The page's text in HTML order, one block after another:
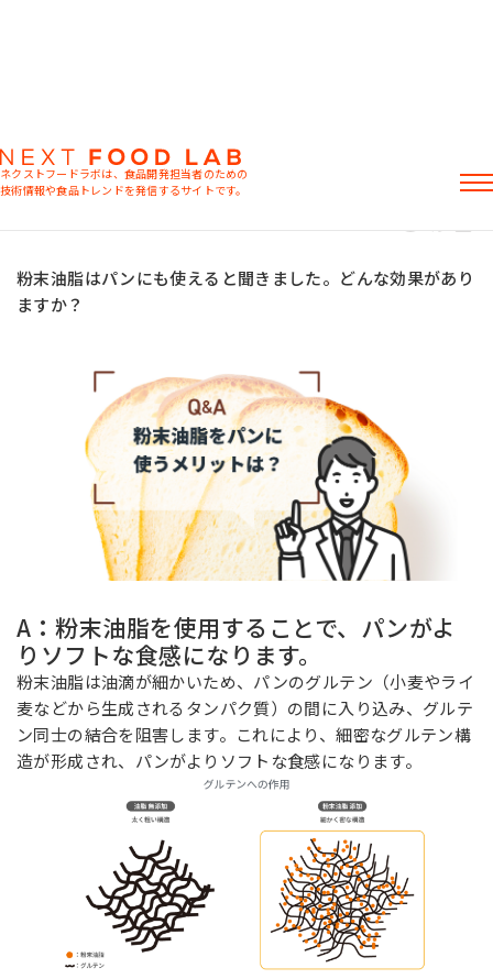
MIYOSHI MIRAI PLATFORM
ミヨシ油脂 コーポレートサイト
ネクストフードラボは、食品開発担当者のための
技術情報や食品トレンドを発信するサイトです。
おすすめキーワード
ラード不足 植物性ミルク 食感改良
お問い合わせ
製品情報
レシピ
イベント・セミナー
Q：粉末油脂をパンに使うメリットは？
2024.02.22
粉末油脂はパンにも使えると聞きました。どんな効果があり
ますか？
A ：粉末油脂を使用することで、パンがよ
りソフトな食感になります。
粉末油脂は油滴が細かいため、パンのグルテン（小麦やライ
麦などから生成されるタンパク質）の間に入り込み、グルテ
ン同士の結合を阻害します。これにより、細密なグルテン構
造が形成され、パンがよりソフトな食感になります。